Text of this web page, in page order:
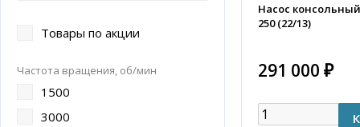
Товары по акции
Частота вращения, об/мин
1500
3000
Насос консольный
250 (22/13)
291 000 ₽